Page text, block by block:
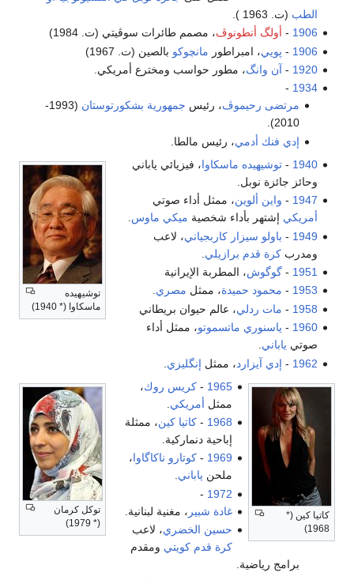
الطب (ت. 1963 ).
1906
- أولگ أنطونوڤ، مصمم طائرات سوڤيتي (ت. 1984)
1906
- پويي، امبراطور مانچوكو بالصين (ت. 1967)
1920
- آن وانگ، مطور حواسب ومخترع أمريكي.
1934
-
مرتضى رحيموڤ، رئيس جمهورية بشكورتوستان
(1993-
2010).
إدي فنك أدمي، رئيس مالطا.
توشيهيده
ماسكاوا (* 1940)
1940
-توشيهيده ماسكاوا، فيزيائي ياباني
وحائز جائزة نوبل.
1947
- واين ألوين، ممثل أداء صوتي
أمريكي إشتهر بأداء شخصية ميكي ماوس
1949
- باولو سيزار كاربجياني، لاعب
ومدربكرة قدم برازيلي
1951
-گوگوش، المطربة الإيرانية
1953
- محمود حميدة، ممثل مصري.
1958
- مات ردلي، عالم حيوان بريطاني
1960
- ياسنوري ماتسموتو، ممثل أداء
صوتي ياباني
1962
- إدي آيزارد، ممثل إنگليزي
كاتيا كين (*
1968)
توكل كرمان
(* 1979)
1965
- كريس روك،
ممثل أمريكي
1968
- كاتيا كين، ممثلة
إباحية دنماركية.
1969
- كوتارو ناكاگاوا،
ملحن ياباني.
1972
-
غادة شبير ، مغنية لبنانية.
حسين الخضري، لاعب
كرة قدم كويتي ومقدم
برامج رياضية.